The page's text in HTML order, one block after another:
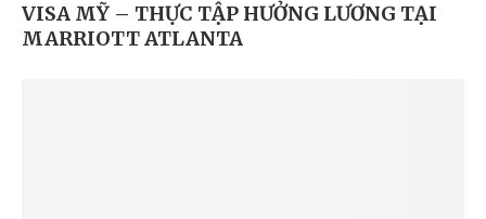
VISA MỸ – THỰC TẬP HƯỞNG LƯƠNG TẠI
MARRIOTT ATLANTA